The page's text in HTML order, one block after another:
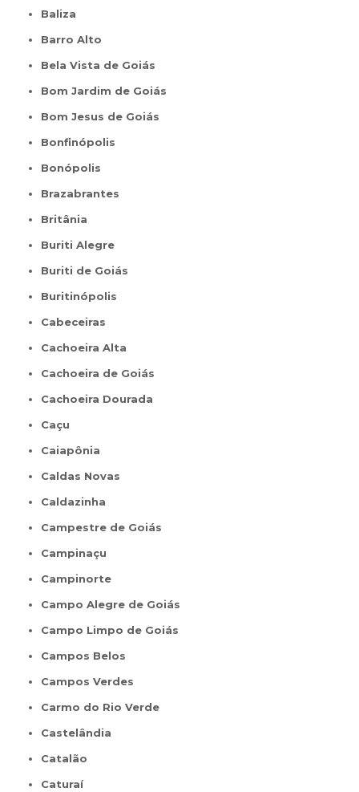
Baliza
Barro Alto
Bela Vista de Goiás
Bom Jardim de Goiás
Bom Jesus de Goiás
Bonfinópolis
Bonópolis
Brazabrantes
Britânia
Buriti Alegre
Buriti de Goiás
Buritinópolis
Cabeceiras
Cachoeira Alta
Cachoeira de Goiás
Cachoeira Dourada
Caçu
Caiapônia
Caldas Novas
Caldazinha
Campestre de Goiás
Campinaçu
Campinorte
Campo Alegre de Goiás
Campo Limpo de Goiás
Campos Belos
Campos Verdes
Carmo do Rio Verde
Castelândia
Catalão
Caturaí